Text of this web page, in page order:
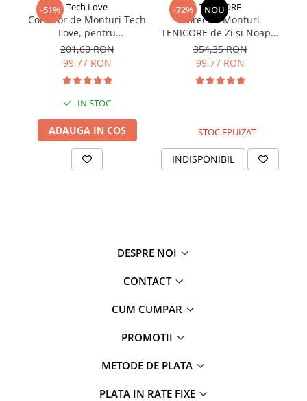
-51% Tech Love
Corector de Monturi Tech
Love, pentru
Repozitionare Deget
mare la Picioare si Hallux
Valgus, Ajustabil, Alb
201,60 RON
99,77 RON
IN STOC
ADAUGA IN COS
-72% NOU
TENICORE
Corector Monturi
TENICORE de Zi si Noapte
cu Atela Reglabila,
Universal, Alb
354,35 RON
99,77 RON
STOC EPUIZAT
INDISPONIBIL
DESPRE NOI
CONTACT
CUM CUMPAR
PROMOTII
METODE DE PLATA
PLATA IN RATE FIXE